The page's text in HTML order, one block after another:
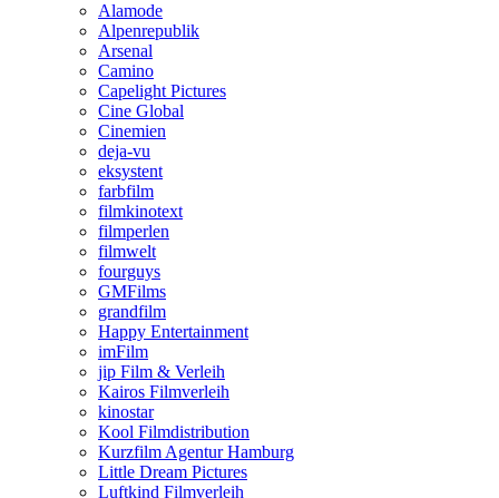
Alamode
Alpenrepublik
Arsenal
Camino
Capelight Pictures
Cine Global
Cinemien
deja-vu
eksystent
farbfilm
filmkinotext
filmperlen
filmwelt
fourguys
GMFilms
grandfilm
Happy Entertainment
imFilm
jip Film & Verleih
Kairos Filmverleih
kinostar
Kool Filmdistribution
Kurzfilm Agentur Hamburg
Little Dream Pictures
Luftkind Filmverleih